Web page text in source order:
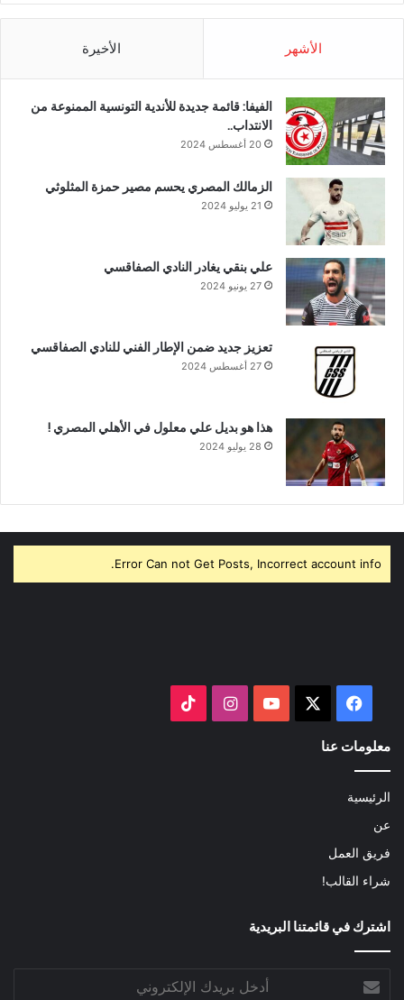
الأشهر الأخيرة
الفيفا: قائمة جديدة للأندية التونسية الممنوعة من
الانتداب..
20 أغسطس 2024
الزمالك المصري يحسم مصير حمزة المثلوثي
21 يوليو 2024
علي بنقي يغادر النادي الصفاقسي
27 يونيو 2024
تعزيز جديد ضمن الإطار الفني للنادي الصفاقسي
27 أغسطس 2024
هذا هو بديل علي معلول في الأهلي المصري !
28 يوليو 2024
Error Can not Get Posts, Incorrect account info.
فيسبوك ‫YouTubeانستقرام
معلومات عنا
الرئيسية
عن
فريق العمل
شراء القالب!
اشترك في قائمتنا البريدية
بريدك